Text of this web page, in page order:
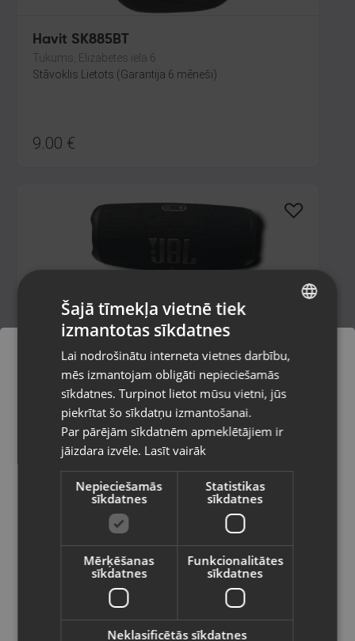
Havit SK885BT
Tukums, Elizabetes iela 6
Stāvoklis Lietots (Garantija 6 mēneši)
9.00 €
JBL Charge 5
Valka, Raiņa iela 12 k-601
Stāvoklis Lietots (Garantija 6 mēneši)
75.00€
/mēn.
Libratone Zipp Mini
Pasūtījumi tiks piegādāti uz
izvēlēto valsti
Vietnes saturs būs attēlots izvēlētajā
valodā
Valsts
Latviešu / Latvian
RUSSIAN
Šajā tīmekļa vietnē tiek
izmantotas sīkdatnes
Lai nodrošinātu interneta vietnes darbību,
mēs izmantojam obligāti nepieciešamās
sīkdatnes. Turpinot lietot mūsu vietni, jūs
piekrītat šo sīkdatņu izmantošanai.
Par pārējām sīkdatnēm apmeklētājiem ir
jāizdara izvēle. Lasīt vairāk
Nepieciešamās
sīkdatnes
Statistikas
sīkdatnes
Mērķēšanas
sīkdatnes
Funkcionalitātes
sīkdatnes
Neklasificētās sīkdatnes